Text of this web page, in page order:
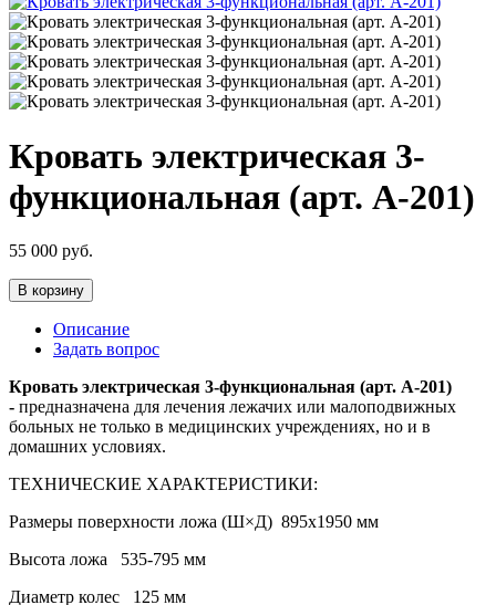
Кровать электрическая 3-
функциональная (арт. А-201)
55 000 руб.
В корзину
Описание
Задать вопрос
Кровать электрическая 3-функциональная (арт. А-201)
- предназначена для лечения лежачих или малоподвижных
больных не только в медицинских учреждениях, но и в
домашних условиях.
ТЕХНИЧЕСКИЕ ХАРАКТЕРИСТИКИ:
Размеры поверхности ложа (Ш×Д) 895х1950 мм
Высота ложа 535-795 мм
Диаметр колес 125 мм